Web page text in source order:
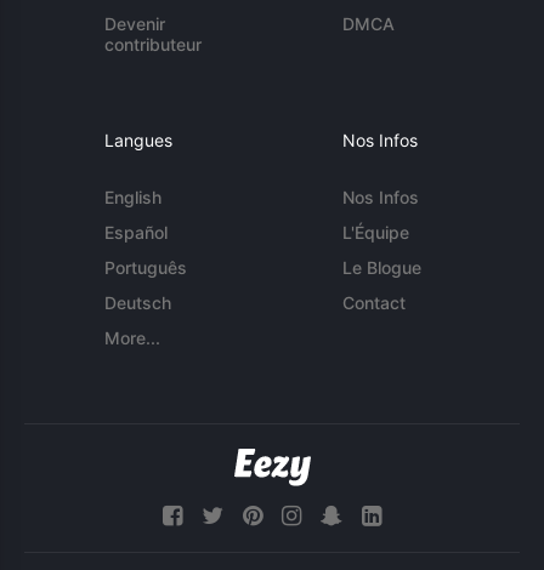
Devenir
contributeur
DMCA
Langues
English
Español
Português
Deutsch
More...
Nos Infos
Nos Infos
L'Équipe
Le Blogue
Contact